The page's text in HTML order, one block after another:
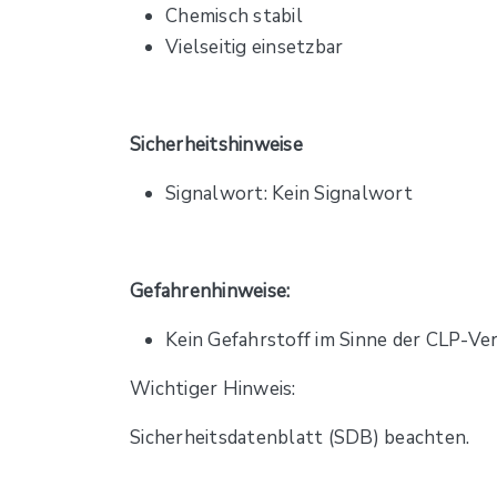
Chemisch stabil
Vielseitig einsetzbar
Sicherheitshinweise
Signalwort: Kein Signalwort
Gefahrenhinweise:
Kein Gefahrstoff im Sinne der CLP-
Wichtiger Hinweis:
Sicherheitsdatenblatt (SDB) beachten.